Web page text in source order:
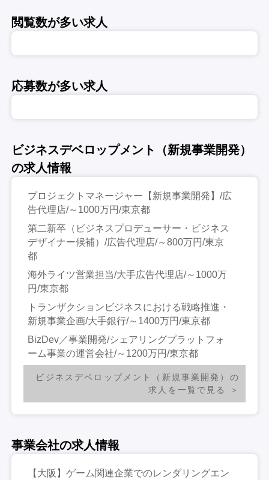
閲覧数が多い求人
応募数が多い求人
ビジネスデベロップメント（新規事業開発）
の求人情報
プロジェクトマネージャー【新規事業開発】/広
告代理店/～1000万円/東京都
第二新卒（ビジネスプロデューサー・ビジネス
デザイナー候補）/広告代理店/～800万円/東京
都
海外ライツ営業担当/大手広告代理店/～1000万
円/東京都
トランザクションビジネスにおける戦略推進・
新規事業企画/大手銀行/～1400万円/東京都
BizDev／事業開発/シェアリングプラットフォ
ーム事業の運営会社/～1200万円/東京都
ビジネスデベロップメント（新規事業開発）の
求人を一覧で見る
事業会社の求人情報
【大阪】ゲーム関連企業でのレンダリングエン